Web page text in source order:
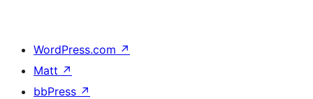
WordPress.com ↗
Matt ↗
bbPress ↗